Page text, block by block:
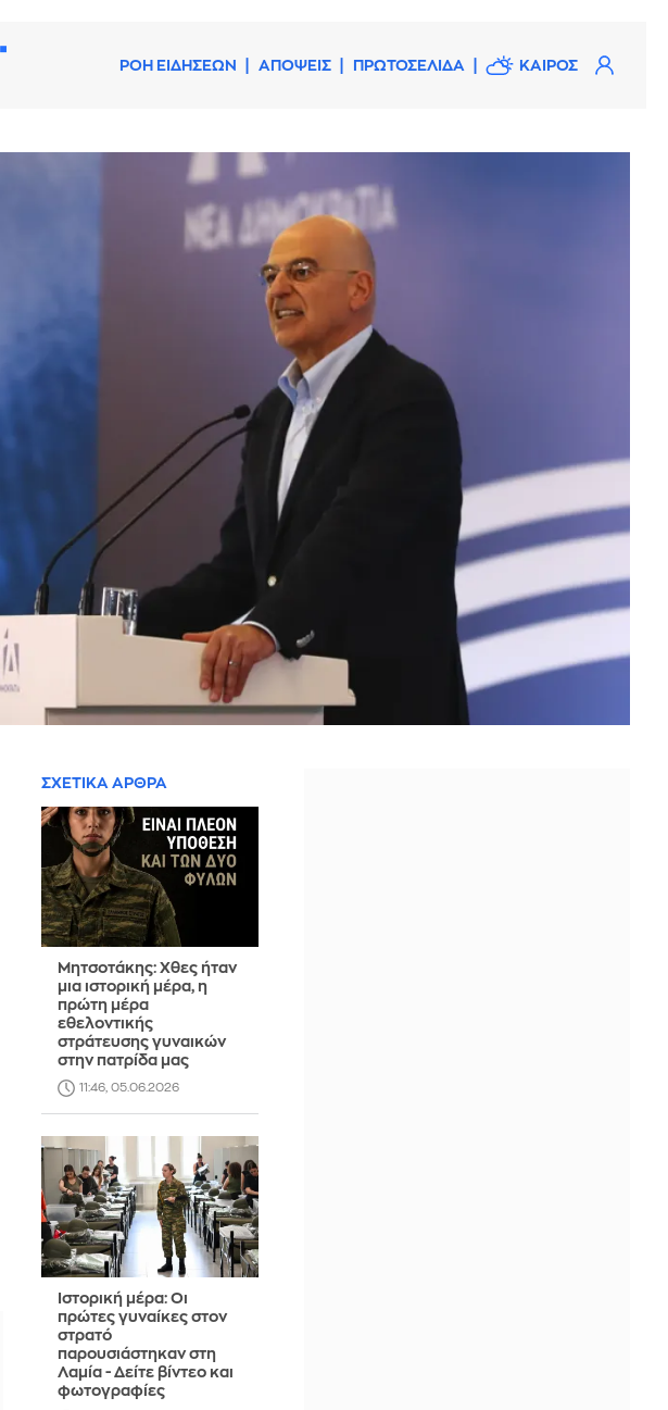
ΡΟΗ ΕΙΔΗΣΕΩΝ ΑΠΟΨΕΙΣ ΠΡΩΤΟΣΕΛΙΔΑ ΚΑΙΡΟΣ
ΣΧΕΤΙΚΑ ΑΡΘΡΑ
Μητσοτάκης: Χθες ήταν
μια ιστορική μέρα, η
πρώτη μέρα
εθελοντικής
στράτευσης γυναικών
στην πατρίδα μας
11:46, 05.06.2026
Ιστορική μέρα: Οι
πρώτες γυναίκες στον
στρατό
παρουσιάστηκαν στη
Λαμία - Δείτε βίντεο και
φωτογραφίες